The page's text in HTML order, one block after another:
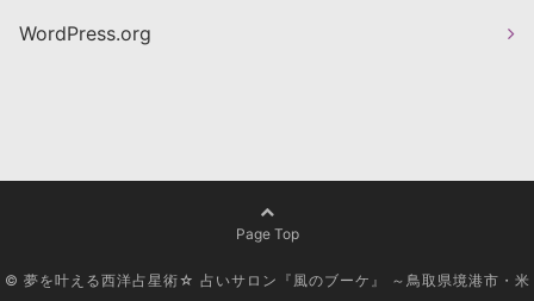
WordPress.org
Page Top
© 夢を叶える西洋占星術☆ 占いサロン『風のブーケ』 ～鳥取県境港市・米